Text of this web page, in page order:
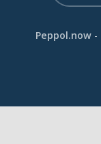
Peppol.now -